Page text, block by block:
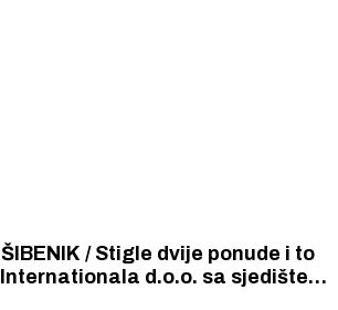
/ Stigle dvije ponude i to
d.o.o. sa sjedištem